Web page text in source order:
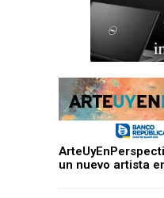
un nuevo artista